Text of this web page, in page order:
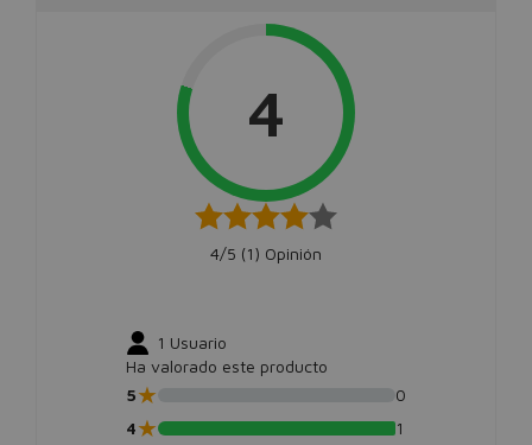
4
4/5 (1) Opinión
1 Usuario
Ha valorado este producto
5★
0
4★
1